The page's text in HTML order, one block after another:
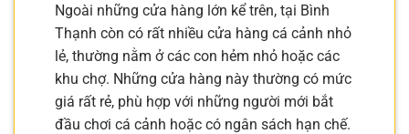
Ngoài những cửa hàng lớn kể trên, tại Bình
Thạnh còn có rất nhiều cửa hàng cá cảnh nhỏ
lẻ, thường nằm ở các con hẻm nhỏ hoặc các
khu chợ. Những cửa hàng này thường có mức
giá rất rẻ, phù hợp với những người mới bắt
đầu chơi cá cảnh hoặc có ngân sách hạn chế.